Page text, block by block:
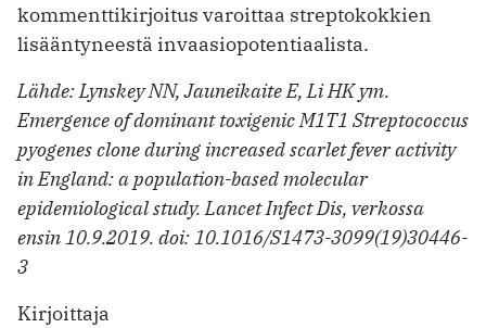
kommenttikirjoitus varoittaa strepto­kokkien
lisääntyneestä invaasiopoten­tiaalista.
Lähde: Lynskey NN, Jauneikaite E, Li HK ym.
Emergence of ­dominant toxigenic M1T1 Streptococcus
pyogenes clone during increased scarlet fever activity
in England: a population-based molecular
epidemiological study. Lancet Infect Dis, verkossa
ensin 10.9.2019. doi: 10.1016/S1473-3099(19)30446-
3
Kirjoittaja